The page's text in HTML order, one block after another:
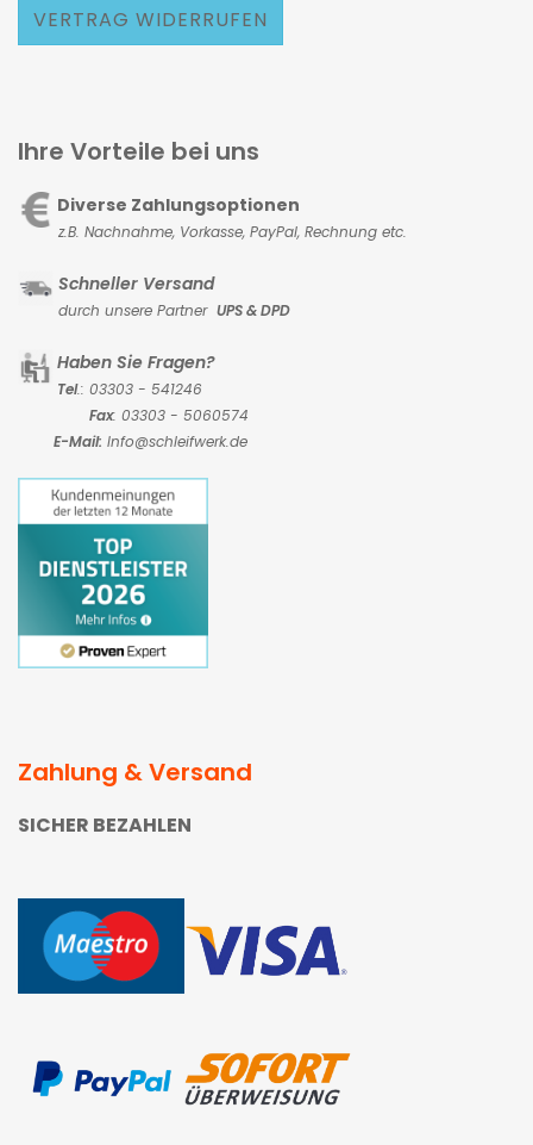
VERTRAG WIDERRUFEN
Ihre Vorteile bei uns
Diverse Zahlungsoptionen
z.B. Nachnahme, Vorkasse, PayPal, Rechnung etc.
Schneller Versand
durch unsere Partner UPS & DPD
Haben Sie Fragen?
Tel.: 03303 - 541246
Fax: 03303 - 5060574
E-Mail: Info@schleifwerk.de
Zahlung & Versand
SICHER BEZAHLEN